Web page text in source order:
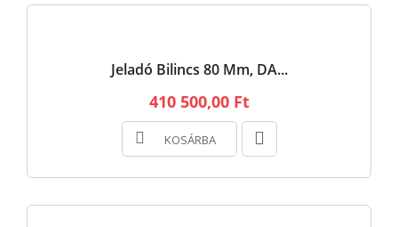
Jeladó Bilincs 80 Mm, DA...
410 500,00 Ft
KOSÁRBA